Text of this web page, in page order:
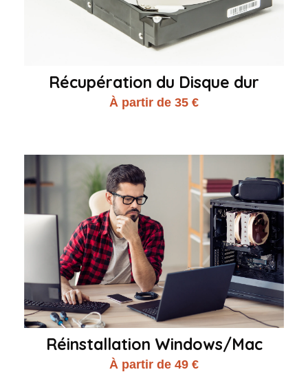
Récupération du Disque dur
À partir de 35 €
Réinstallation Windows/Mac
À partir de 49 €